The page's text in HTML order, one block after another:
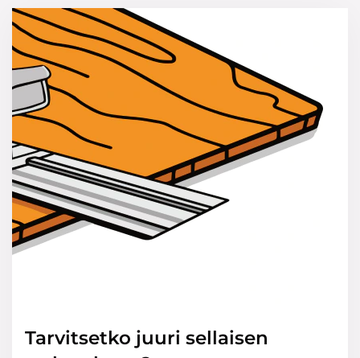
Tarvitsetko juuri sellaisen